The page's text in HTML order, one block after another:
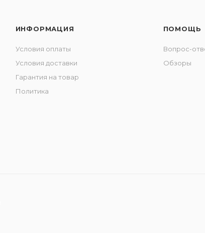
ИНФОРМАЦИЯ
Условия оплаты
Условия доставки
Гарантия на товар
Политика
ПОМОЩЬ
Вопрос-
Обзоры